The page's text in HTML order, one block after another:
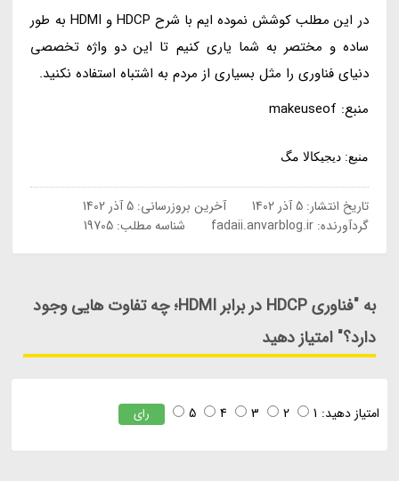
در این مطلب کوشش نموده ایم با شرح HDCP و HDMI به طور
ساده و مختصر به شما یاری کنیم تا این دو واژه تخصصی
دنیای فناوری را مثل بسیاری از مردم به اشتباه استفاده نکنید.
منبع: makeuseof
منبع: دیجیکالا مگ
تاریخ انتشار:5 آذر 1402 آخرین بروزرسانی:5 آذر 1402
گردآورنده:fadaii.anvarblog.ir شناسه مطلب: 19705
به "فناوری HDCP در برابر HDMI؛ چه تفاوت هایی وجود
دارد؟" امتیاز دهید
امتیاز دهید: 1
2
3
4
5 رای